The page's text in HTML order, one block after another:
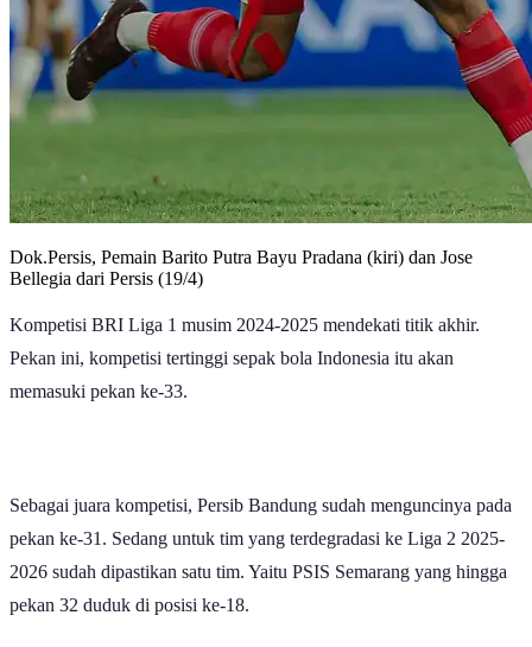
Dok.Persis, Pemain Barito Putra Bayu Pradana (kiri) dan Jose
Bellegia dari Persis (19/4)
Kompetisi BRI Liga 1 musim 2024-2025 mendekati titik akhir.
Pekan ini, kompetisi tertinggi sepak bola Indonesia itu akan
memasuki pekan ke-33.
Sebagai juara kompetisi, Persib Bandung sudah menguncinya pada
pekan ke-31. Sedang untuk tim yang terdegradasi ke Liga 2 2025-
2026 sudah dipastikan satu tim. Yaitu PSIS Semarang yang hingga
pekan 32 duduk di posisi ke-18.